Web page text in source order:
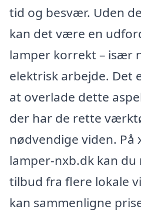
tid og besvær. Uden
kan det være en
lamper korrekt – især
elektrisk arbejde. Det
at overlade dette
der har de rette
nødvendige viden.
lamper-nxb.dk kan
tilbud fra flere lokale
kan sammenligne